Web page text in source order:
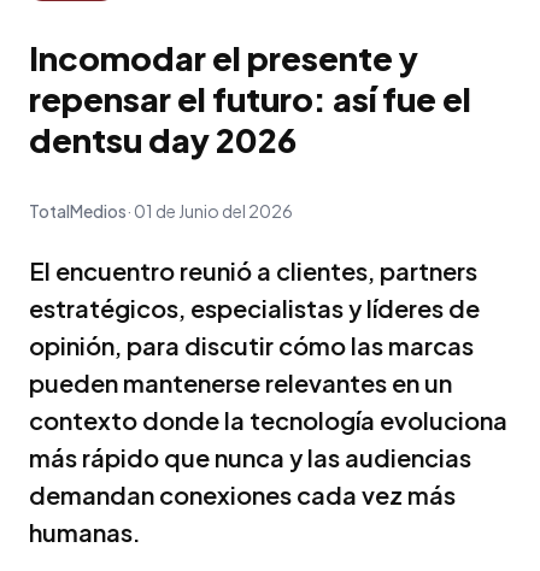
Incomodar el presente y
repensar el futuro: así fue el
dentsu day 2026
TotalMedios 01 de Junio del 2026
El encuentro reunió a clientes, partners
estratégicos, especialistas y líderes de
opinión, para discutir cómo las marcas
pueden mantenerse relevantes en un
contexto donde la tecnología evoluciona
más rápido que nunca y las audiencias
demandan conexiones cada vez más
humanas.